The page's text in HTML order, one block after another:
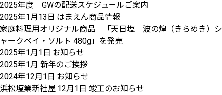
2025年度 GWの配送スケジュールご案内
2025年1月13日 はまえん商品情報
家庭料理用オリジナル商品 「天日塩 波の煌（きらめき）シ
ャークベイ・ソルト 480g」を発売
2025年1月1日 お知らせ
2025年1月 新年のご挨拶
2024年12月1日 お知らせ
浜松塩業新社屋 12月1日 竣工のお知らせ